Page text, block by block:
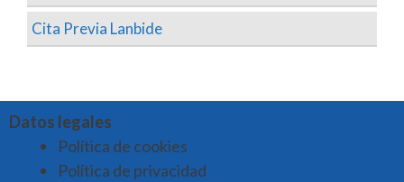
Cita Previa Lanbide
Datos legales
Política de cookies
Política de privacidad